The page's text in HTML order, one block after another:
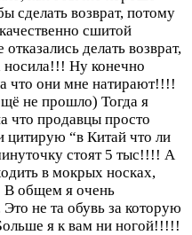
сделать возврат, потому
сшитой
делать возврат,
носила!!! Ну конечно
что они мне натирают!!!!
не прошло) Тогда я
что продавцы просто
цитирую “в Китай что ли
стоят 5 тыс!!!! А
в мокрых носках,
В общем я очень
не та обувь за которую
я к вам ни ногой!!!!!